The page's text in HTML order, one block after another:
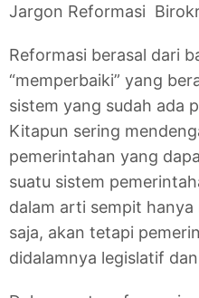
Jargon Reformasi
Reformasi berasal dari
“memperbaiki” yang
sistem yang sudah ada
Kitapun sering
pemerintahan yang
suatu sistem
dalam arti sempit
saja, akan tetapi
didalamnya legislatif